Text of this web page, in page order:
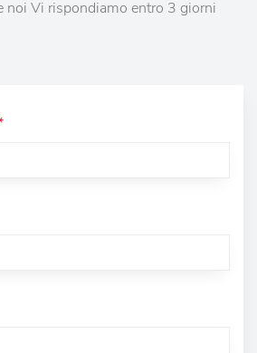
noi Vi rispondiamo entro 3 giorni